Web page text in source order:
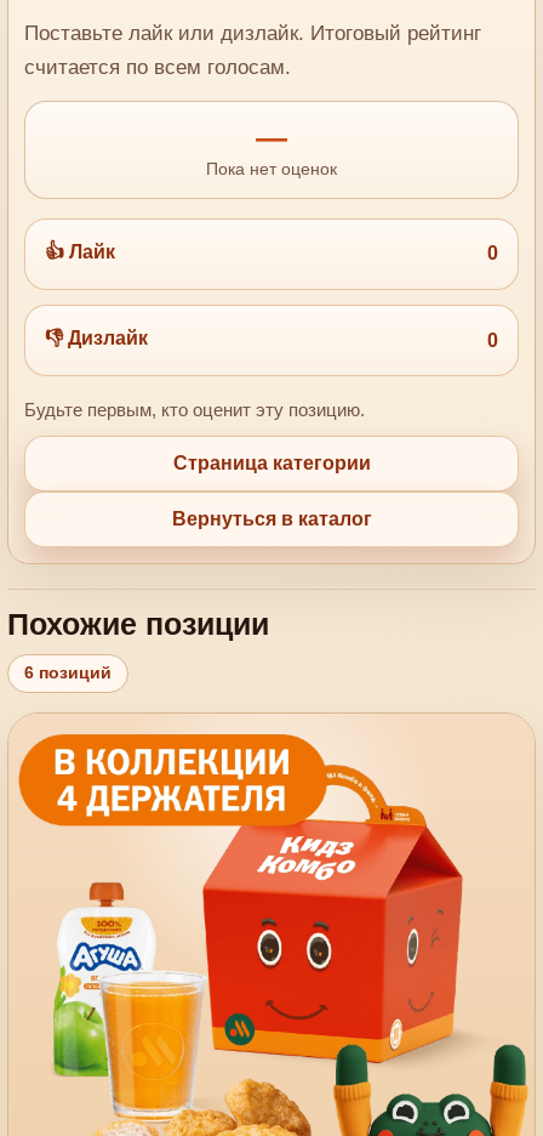
Поставьте лайк или дизлайк. Итоговый рейтинг
считается по всем голосам.
—
Пока нет оценок
👍 Лайк 0
👎 Дизлайк 0
Будьте первым, кто оценит эту позицию.
Страница категории
Вернуться в каталог
Похожие позиции
6 позиций